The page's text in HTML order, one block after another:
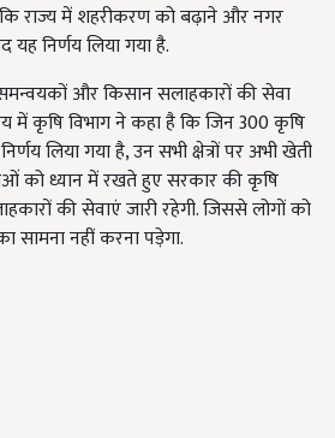
राज्य में शहरीकरण को बढ़ाने और नगर
यह निर्णय लिया गया है.
और किसान सलाहकारों की सेवा
में कृषि विभाग ने कहा है कि जिन 300 कृषि
लिया गया है, उन सभी क्षेत्रों पर अभी खेती
को ध्यान में रखते हुए सरकार की कृषि
की सेवाएं जारी रहेगी. जिससे लोगों को
सामना नहीं करना पड़ेगा.